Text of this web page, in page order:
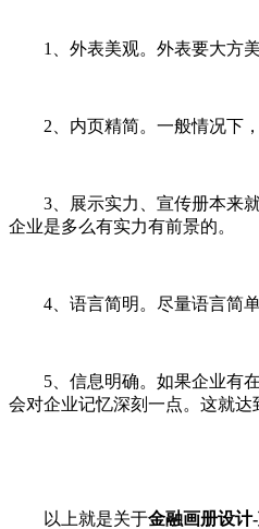
1、外表美观。外表要大方美
2、内页精简。一般情况下，
3、展示实力、宣传册本来就
企业是多么有实力有前景的。
4、语言简明。尽量语言简单
5、信息明确。如果企业有在
会对企业记忆深刻一点。这就达
以上就是关于金融画册设计